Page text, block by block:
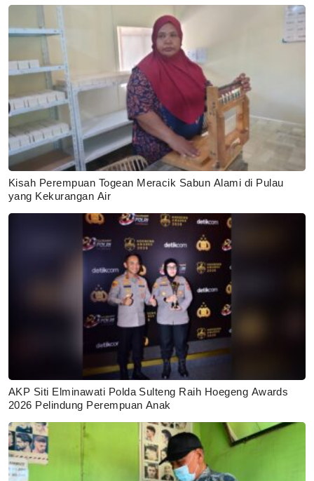
Kisah Perempuan Togean Meracik Sabun Alami di Pulau
yang Kekurangan Air
AKP Siti Elminawati Polda Sulteng Raih Hoegeng Awards
2026 Pelindung Perempuan Anak